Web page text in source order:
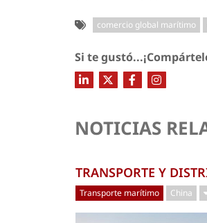
comercio global marítimo
Si te
NOTICIAS
TRANSPORTE Y
Transporte marítimo China